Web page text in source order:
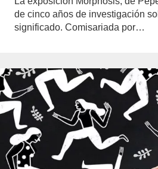
de cinco años de investigación
significado. Comisariada por…